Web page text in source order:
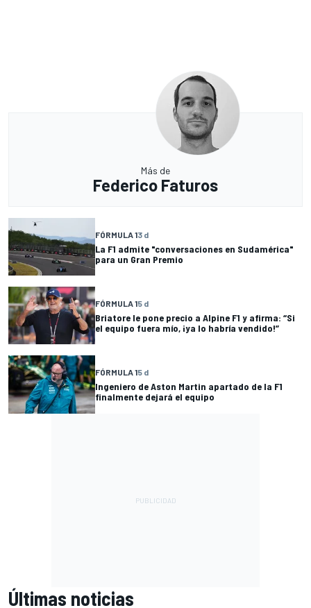
Más de
Federico Faturos
FÓRMULA 13 d
La F1 admite "conversaciones en Sudamérica"
para un Gran Premio
FÓRMULA 15 d
Briatore le pone precio a Alpine F1 y afirma: “Si
el equipo fuera mío, ¡ya lo habría vendido!”
FÓRMULA 15 d
Ingeniero de Aston Martin apartado de la F1
finalmente dejará el equipo
Últimas noticias